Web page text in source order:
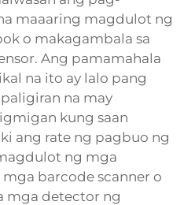
maaaring magdulot ng
o makagambala sa
Ang pamamahala
na ito ay lalo pang
na may
kung saan
ang rate ng pagbuo ng
ng mga
barcode scanner o
mga detector ng